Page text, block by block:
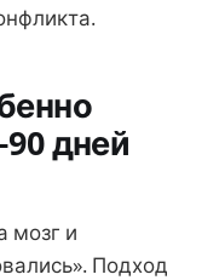
дней
мозг и
Подход